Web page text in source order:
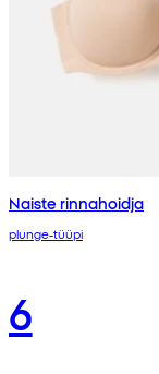
Naiste rinnahoidja
plunge-tüüpi
6